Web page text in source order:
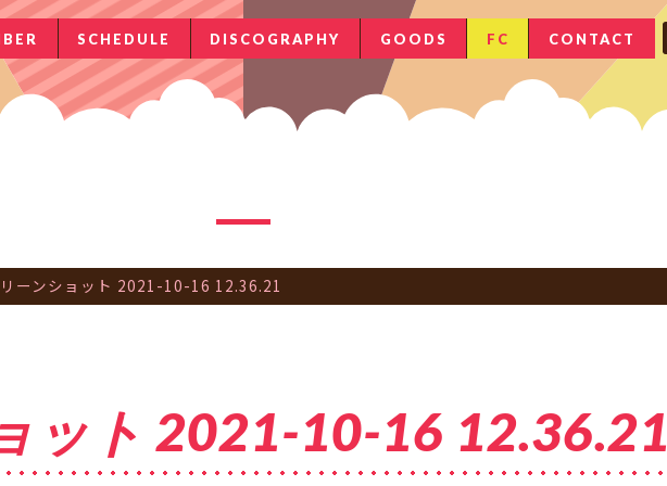
SCHEDULE DISCOGRAPHY GOODS FC CONTACT
ーンショット 2021-10-16 12.36.21
ット 2021-10-16 12.36.21